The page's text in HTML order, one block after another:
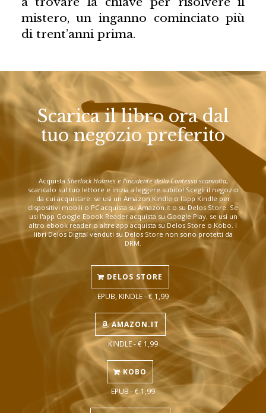
mistero, un inganno cominciato più
di trent’anni prima.
Scarica il libro ora dal
tuo negozio preferito
Acquista Sherlock Holmes e l’incidente della Contessa sconvolta,
scaricalo sul tuo lettore e inizia a leggere subito! Scegli il negozio
da cui acquistare: se usi un Amazon Kindle o l'app Kindle per
dispositivi mobili o PC acquista su Amazon.it o su Delos Store. Se
usi l'app Google Ebook Reader acquista su Google Play, se usi un
altro ebook reader o altre app acquista su Delos Store o Kobo. I
libri Delos Digital venduti su Delos Store non sono protetti da
DRM.
DELOS STORE
EPUB, KINDLE - € 1,99
AMAZON.IT
KINDLE - € 1,99
KOBO
EPUB - € 1,99